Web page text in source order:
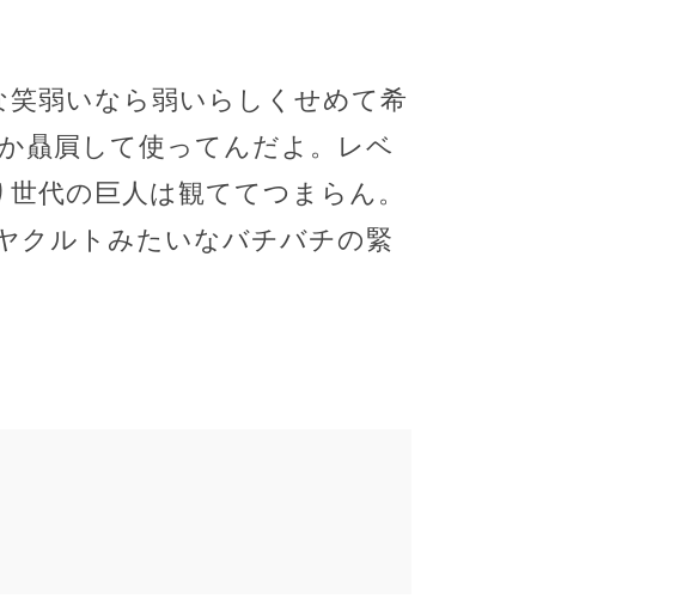
弱いなら弱いらしくせめて希
贔屓して使ってんだよ。レベ
代の巨人は観ててつまらん。
クルトみたいなバチバチの緊